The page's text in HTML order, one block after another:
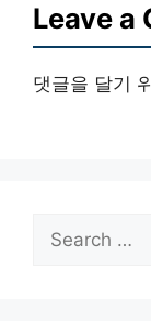
Leave a
댓글을 달기
for: